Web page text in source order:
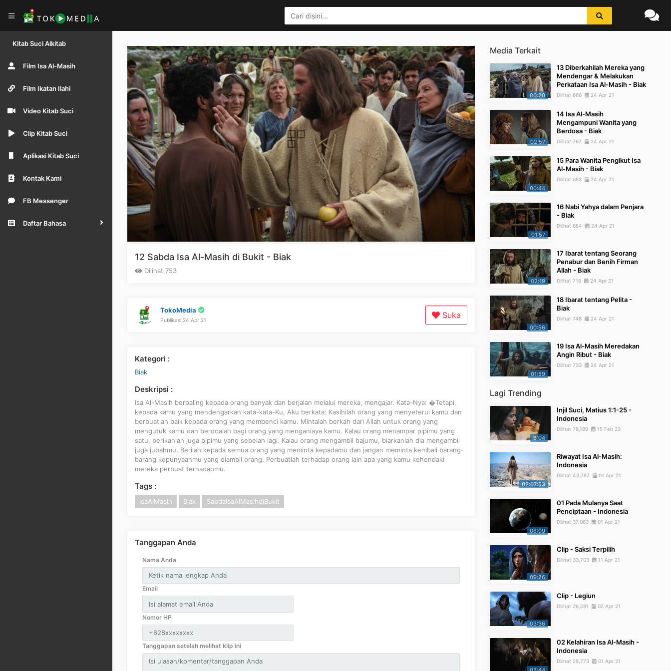
Kitab Suci Alkitab
Film Isa Al-Masih
Film Ikatan Ilahi
Video Kitab Suci
Clip Kitab Suci
Aplikasi Kitab Suci
Kontak Kami
FB Messenger
Daftar Bahasa
12 Sabda Isa Al-Masih di Bukit - Biak
Dilihat 753
Suka
TokoMedia
Publikasi 24 Apr 21
Kategori :
Biak
Deskripsi :
Isa Al-Masih berpaling kepada orang banyak dan berjalan melalui mereka, mengajar. Kata-Nya: �Tetapi,
kepada kamu yang mendengarkan kata-kata-Ku, Aku berkata: Kasihilah orang yang menyeterui kamu dan
berbuatlah baik kepada orang yang membenci kamu. Mintalah berkah dari Allah untuk orang yang
mengutuk kamu dan berdoalah bagi orang yang menganiaya kamu. Kalau orang menampar pipimu yang
satu, berikanlah juga pipimu yang sebelah lagi. Kalau orang mengambil bajumu, biarkanlah dia mengambil
juga jubahmu. Berilah kepada semua orang yang meminta kepadamu dan jangan meminta kembali barang-
barang kepunyaanmu yang diambil orang. Perbuatlah terhadap orang lain apa yang kamu kehendaki
mereka perbuat terhadapmu.
Tags :
IsaAlMasih Biak SabdaIsaAlMasihdiBukit
Tanggapan Anda
Nama Anda
Email
Nomor HP
Tanggapan setelah melihat klip ini
Media Terkait
00:20
13 Diberkahilah Mereka yang
Mendengar & Melakukan
Perkataan Isa Al-Masih - Biak
Dilihat 666 24 Apr 21
02:57
14 Isa Al-Masih
Mengampuni Wanita yang
Berdosa - Biak
Dilihat 767 24 Apr 21
00:44
15 Para Wanita Pengikut Isa
Al-Masih - Biak
Dilihat 683 24 Apr 21
01:57
16 Nabi Yahya dalam Penjara
- Biak
Dilihat 684 24 Apr 21
02:19
17 Ibarat tentang Seorang
Penabur dan Benih Firman
Allah - Biak
Dilihat 716 24 Apr 21
00:56
18 Ibarat tentang Pelita -
Biak
Dilihat 748 24 Apr 21
01:59
19 Isa Al-Masih Meredakan
Angin Ribut - Biak
Dilihat 733 24 Apr 21
Lagi Trending
6:04
Injil Suci, Matius 1:1-25 -
Indonesia
Dilihat 78,189 15 Feb 23
02:07:53
Riwayat Isa Al-Masih:
Indonesia
Dilihat 43,787 01 Apr 21
08:09
01 Pada Mulanya Saat
Penciptaan - Indonesia
Dilihat 37,083 01 Apr 21
09:26
Clip - Saksi Terpilih
Dilihat 33,703 11 Apr 21
03:36
Clip - Legiun
Dilihat 26,591 02 Apr 21
02 Kelahiran Isa Al-Masih -
Indonesia
Dilihat 25,773 01 Apr 21